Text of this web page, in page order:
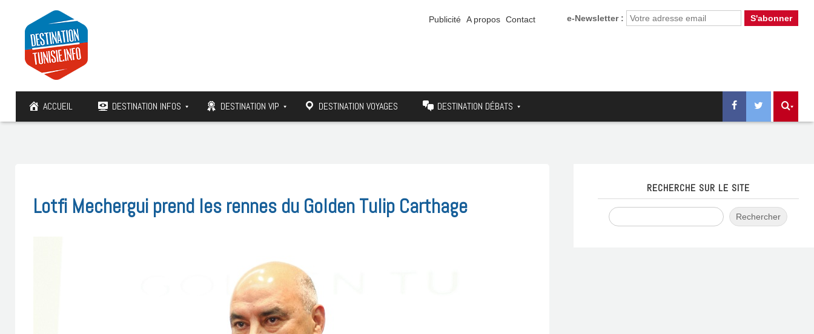
e-Newsletter :
Publicité A propos Contact
ACCUEIL DESTINATION INFOS DESTINATION VIP DESTINATION VOYAGES DESTINATION DÉBATS
Lotfi Mechergui prend les rennes du Golden Tulip Carthage
RECHERCHE SUR LE SITE